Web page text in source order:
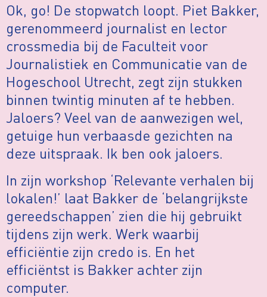
Ok, go! De stopwatch loopt. Piet Bakker,
gerenommeerd journalist en lector
crossmedia bij de Faculteit voor
Journalistiek en Communicatie van de
Hogeschool Utrecht, zegt zijn stukken
binnen twintig minuten af te hebben.
Jaloers? Veel van de aanwezigen wel,
getuige hun verbaasde gezichten na
deze uitspraak. Ik ben ook jaloers.
In zijn workshop ‘Relevante verhalen bij
lokalen!’ laat Bakker de ‘belangrijkste
gereedschappen’ zien die hij gebruikt
tijdens zijn werk. Werk waarbij
efficiëntie zijn credo is. En het
efficiëntst is Bakker achter zijn
computer.